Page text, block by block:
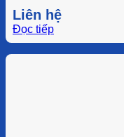
Liên hệ
Đọc tiếp